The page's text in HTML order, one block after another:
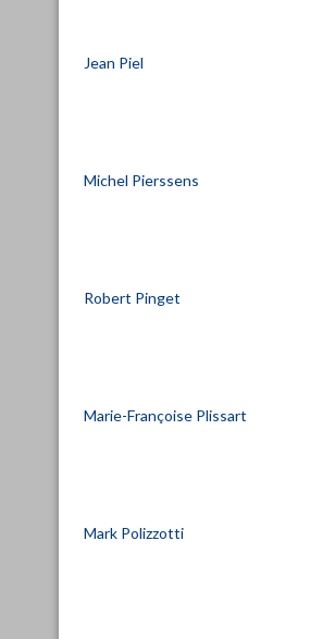
Jean Piel
Michel Pierssens
Robert Pinget
Marie-Françoise Plissart
Mark Polizzotti